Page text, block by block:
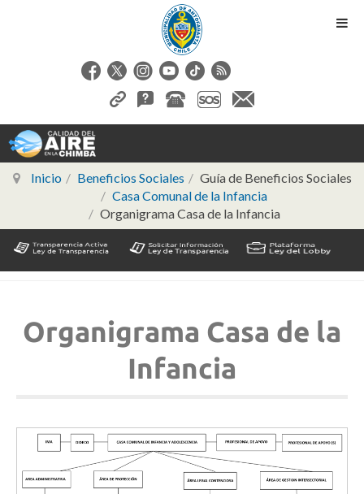
Inicio Beneficios Sociales
Guía de Beneficios Sociales
Casa Comunal de la Infancia
Organigrama Casa de la Infancia
Organigrama Casa de la
Infancia